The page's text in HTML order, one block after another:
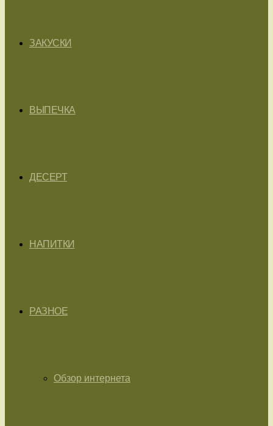
ЗАКУСКИ
ВЫПЕЧКА
ДЕСЕРТ
НАПИТКИ
РАЗНОЕ
Обзор интернета